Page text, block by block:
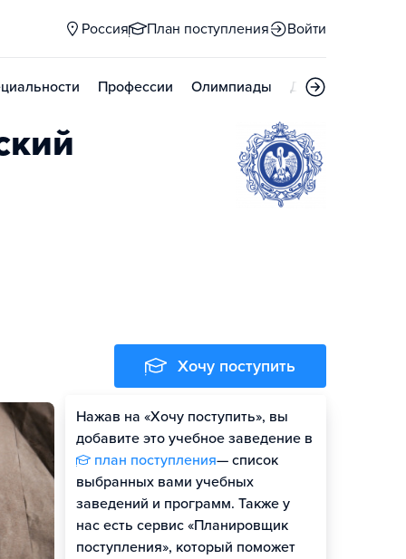
Россия План поступления Войти
Профессии Олимпиады Дни открытых
Хочу поступить
Нажав на «Хочу поступить», вы
добавите это учебное заведение в
план поступления— список
выбранных вами учебных
заведений и программ. Также у
нас есть сервис «Планировщик
поступления», который поможет
Оценить шансы